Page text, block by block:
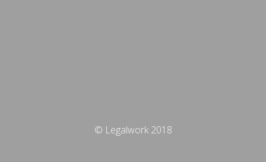
© Legalwork 2018